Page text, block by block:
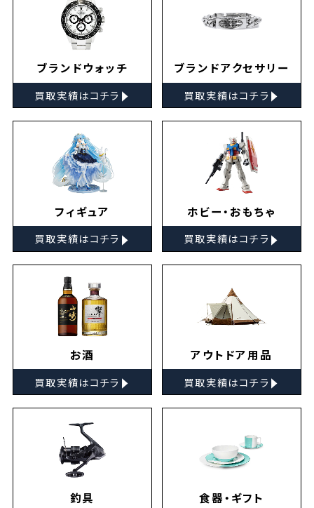
ブランドウォッチ
買取実績はコチラ ▸
ブランドアクセサリー
買取実績はコチラ ▸
フィギュア
買取実績はコチラ ▸
ホビー・おもちゃ
買取実績はコチラ ▸
お酒
買取実績はコチラ ▸
アウトドア用品
買取実績はコチラ ▸
釣具 食器・ギフト